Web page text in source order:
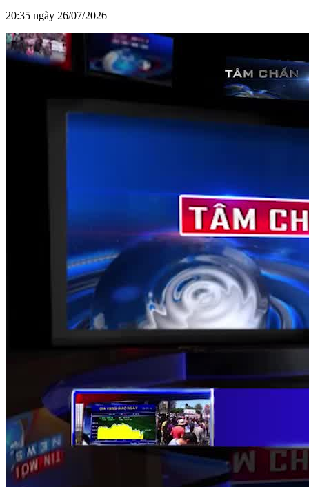
20:35 ngày 26/07/2026